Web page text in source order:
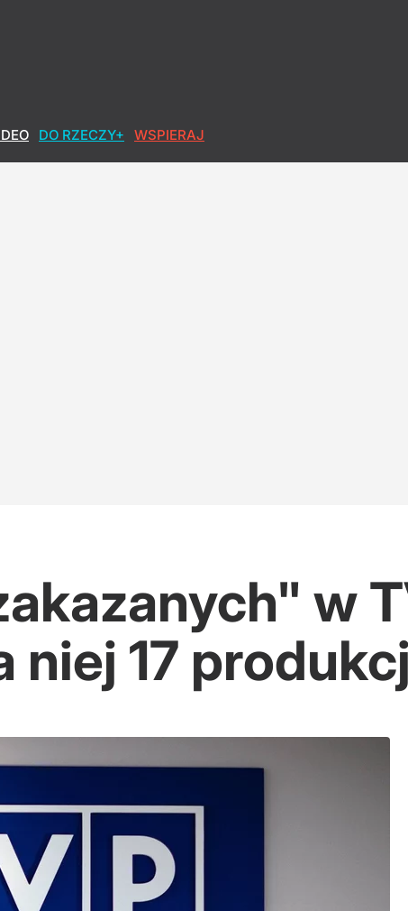
DO RZECZY+ WSPIERAJ
w
niej 17